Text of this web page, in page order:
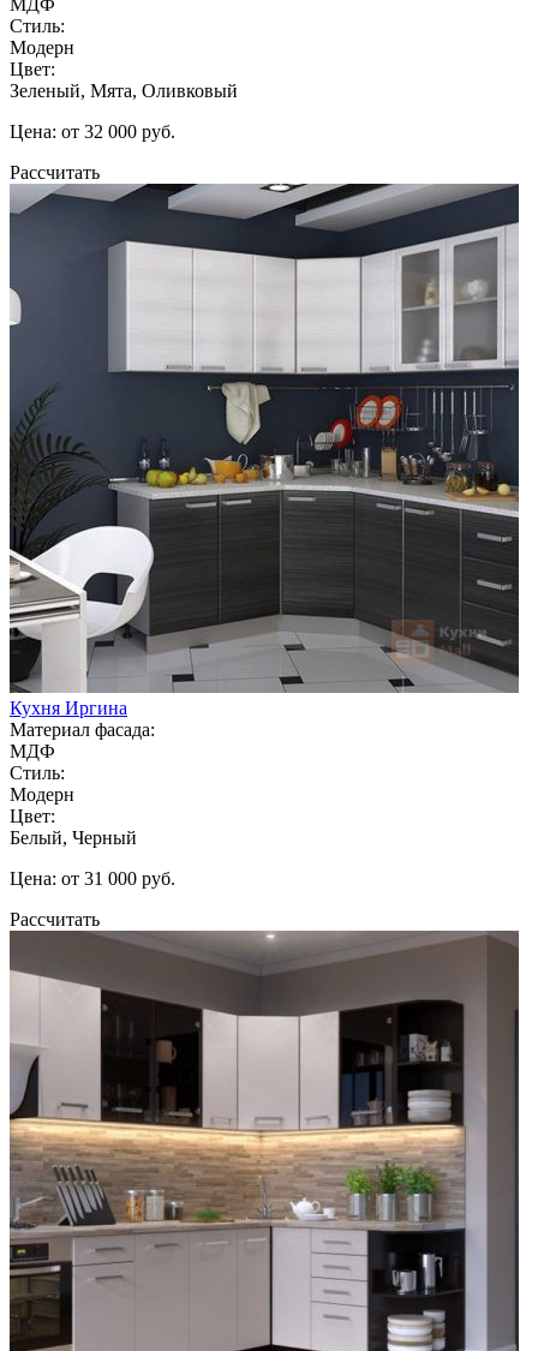
Стиль:
Модерн
Цвет:
Зеленый, Мята, Оливковый
Цена: от 32 000 руб.
Рассчитать
Кухня Иргина
Материал фасада:
МДФ
Стиль:
Модерн
Цвет:
Белый, Черный
Цена: от 31 000 руб.
Рассчитать